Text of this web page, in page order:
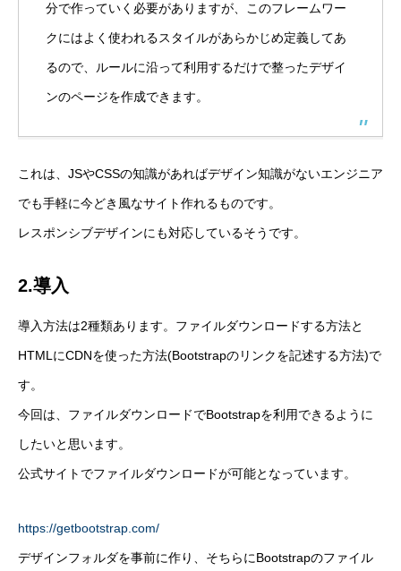
分で作っていく必要がありますが、このフレームワー
クにはよく使われるスタイルがあらかじめ定義してあ
るので、ルールに沿って利用するだけで整ったデザイ
ンのページを作成できます。
これは、JSやCSSの知識があればデザイン知識がないエンジニア
でも手軽に今どき風なサイト作れるものです。
レスポンシブデザインにも対応しているそうです。
2.導入
導入方法は2種類あります。ファイルダウンロードする方法と
HTMLにCDNを使った方法(Bootstrapのリンクを記述する方法)で
す。
今回は、ファイルダウンロードでBootstrapを利用できるように
したいと思います。
公式サイトでファイルダウンロードが可能となっています。
https://getbootstrap.com/
デザインフォルダを事前に作り、そちらにBootstrapのファイル